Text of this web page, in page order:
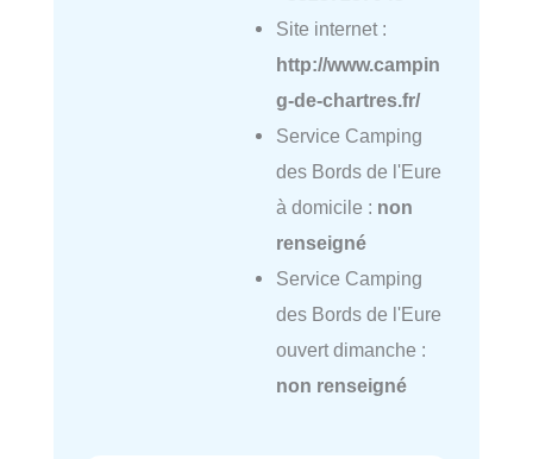
Site internet :
http://www.campin
g-de-chartres.fr/
Service Camping
des Bords de l'Eure
à domicile : non
renseigné
Service Camping
des Bords de l'Eure
ouvert dimanche :
non renseigné